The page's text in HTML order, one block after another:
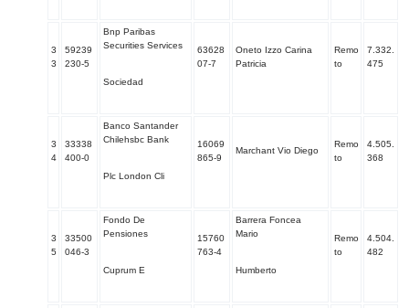
3
3
59239
230-5
Bnp Paribas
Securities Services
Sociedad
63628
07-7
Oneto Izzo Carina
Patricia
Remo
to
7.332.
475
3
4
33338
400-0
Banco Santander
Chilehsbc Bank
Plc London Cli
16069
865-9
Marchant Vio Diego
Remo
to
4.505.
368
3
5
33500
046-3
Fondo De
Pensiones
Cuprum E
15760
763-4
Barrera Foncea
Mario
Humberto
Remo
to
4.504.
482